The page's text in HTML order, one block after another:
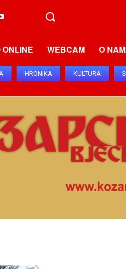
ONLINE WEBCAM O
HRONIKA KULTURA